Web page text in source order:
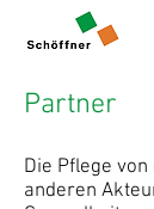
Partner
Die Pflege
anderen